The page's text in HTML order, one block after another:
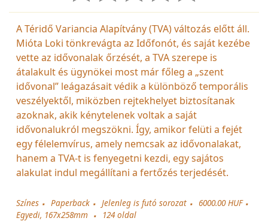
A Téridő Variancia Alapítvány (TVA) változás előtt áll.
Mióta Loki tönkrevágta az Időfonót, és saját kezébe
vette az idővonalak őrzését, a TVA szerepe is
átalakult és ügynökei most már főleg a „szent
idővonal” leágazásait védik a különböző temporális
veszélyektől, miközben rejtekhelyet biztosítanak
azoknak, akik kénytelenek voltak a saját
idővonalukról megszökni. Így, amikor felüti a fejét
egy félelemvírus, amely nemcsak az idővonalakat,
hanem a TVA-t is fenyegetni kezdi, egy sajátos
alakulat indul megállítani a fertőzés terjedését.
Színes Paperback Jelenleg is futó sorozat
6000.00 HUF
Egyedi, 167x258mm
124oldal